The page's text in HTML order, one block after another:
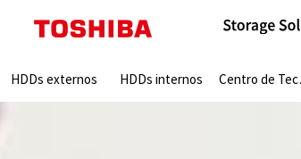
HDDs externos HDDs internos Centro de Tecnologia
Search: